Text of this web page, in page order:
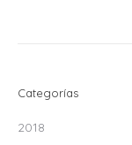
Categorías
2018